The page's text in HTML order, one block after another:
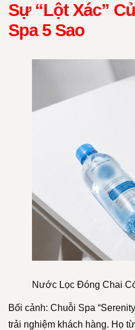
Sự “Lột Xác”
Spa 5 Sao
Nước Lọc Đóng Chai
Bối cảnh: Chuỗi Spa
trải nghiệm khách hàng. Họ